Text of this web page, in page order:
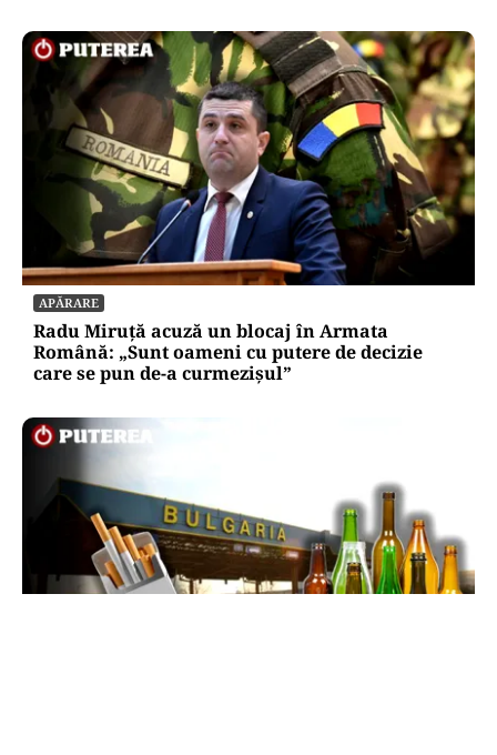
APĂRARE
Radu Miruță acuză un blocaj în Armata
Română: „Sunt oameni cu putere de decizie
care se pun de-a curmezișul”